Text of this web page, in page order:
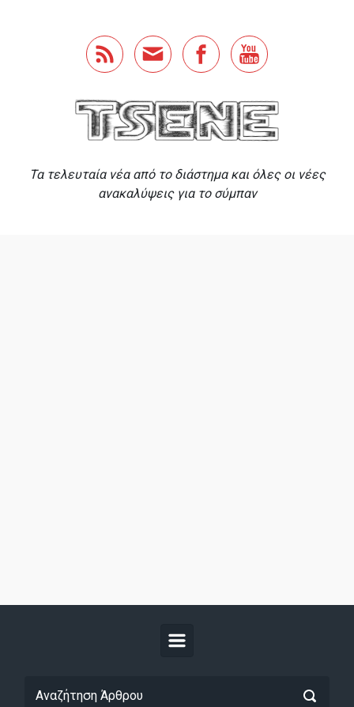
Τα τελευταία νέα από το διάστημα και όλες οι νέες
ανακαλύψεις για το σύμπαν